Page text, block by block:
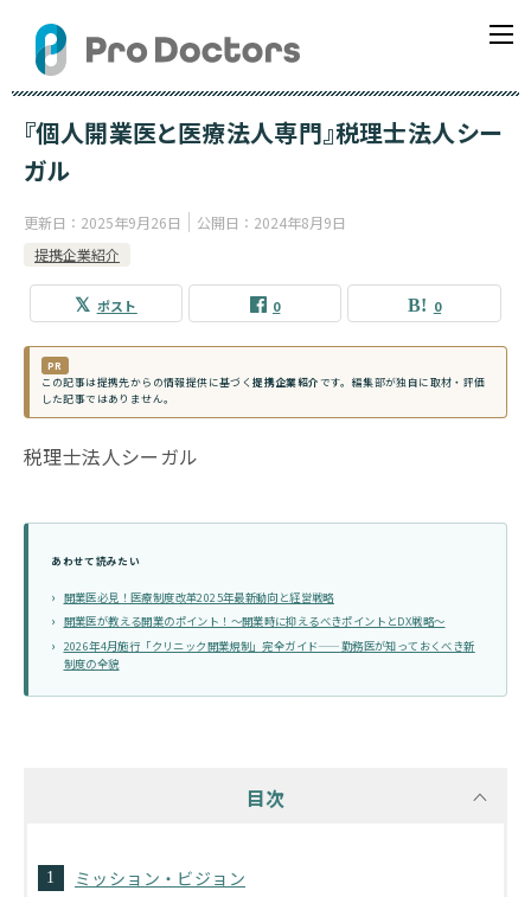
『個人開業医と医療法人専門』税理士法人シー
ガル
更新日： 2025年9月26日 公開日： 2024年8月9日
提携企業紹介
ポスト 0 0
PR
この記事は提携先からの情報提供に基づく提携企業紹介です。編集部が独自に取材・評価
した記事ではありません。
税理士法人シーガル
あわせて読みたい
開業医必見！医療制度改革2025年最新動向と経営戦略
開業医が教える開業のポイント！～開業時に抑えるべきポイントとDX戦略～
2026年4月施行「クリニック開業規制」完全ガイド——勤務医が知っておくべき新
制度の全貌
目次
ミッション・ビジョン